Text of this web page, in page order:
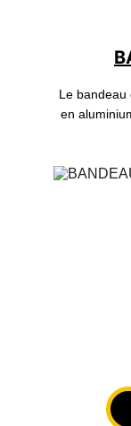
Le bandeau
en